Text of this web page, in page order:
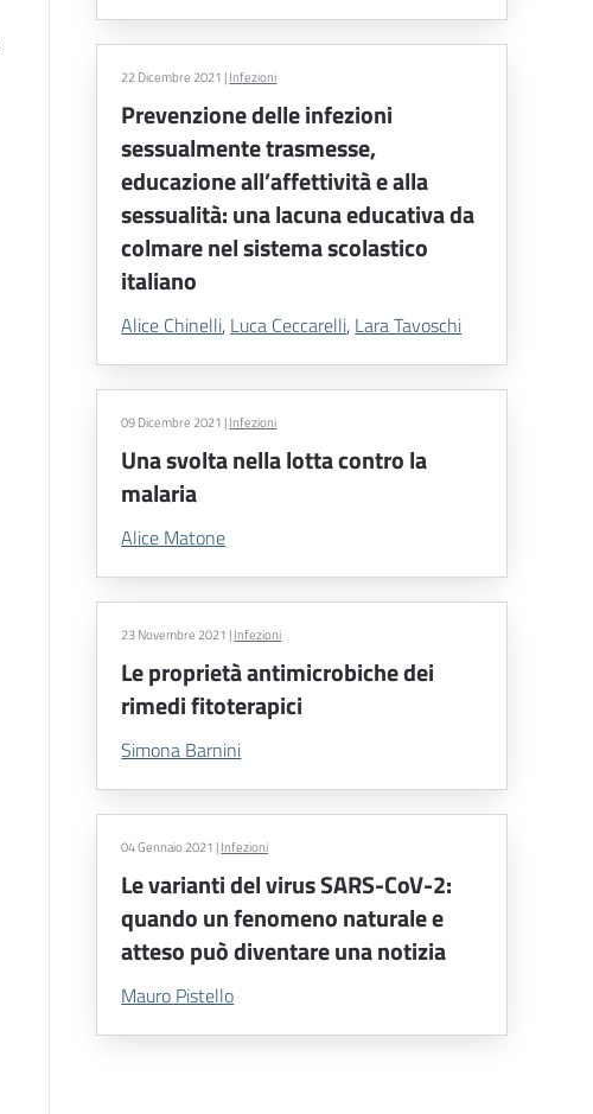
22 Dicembre 2021 |Infezioni
Prevenzione delle infezioni
sessualmente trasmesse,
educazione all’affettività e alla
sessualità: una lacuna educativa da
colmare nel sistema scolastico
italiano
Alice Chinelli, Luca Ceccarelli, Lara Tavoschi
09 Dicembre 2021 |Infezioni
Una svolta nella lotta contro la
malaria
Alice Matone
23 Novembre 2021 |Infezioni
Le proprietà antimicrobiche dei
rimedi fitoterapici
Simona Barnini
04 Gennaio 2021 |Infezioni
Le varianti del virus SARS-CoV-2:
quando un fenomeno naturale e
atteso può diventare una notizia
Mauro Pistello